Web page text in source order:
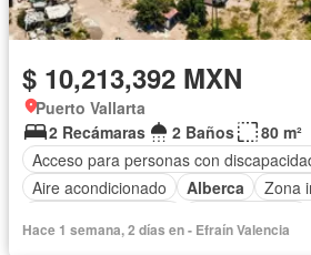
$ 10,213,392 MXN
Puerto Vallarta
2 Recámaras
2 Baños
80 m²
Acceso para personas con
Aire acondicionado
Alberca Zona
Estacionamiento
Gimnasio Jacuzzi
Hace 1 semana, 2 días en - Efraín Valencia